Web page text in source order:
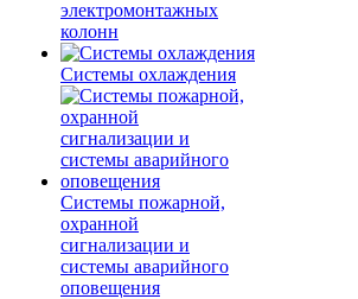
электромонтажных
колонн
Системы охлаждения
Системы пожарной,
охранной
сигнализации и
системы аварийного
оповещения